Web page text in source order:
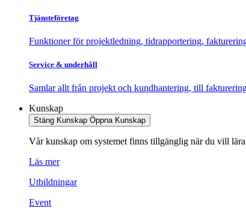
Tjänsteföretag
Funktioner för projektledning, tidrapportering,
Service & underhåll
Samlar allt från projekt och kundhantering, till
Kunskap
Stäng Kunskap Öppna Kunskap
Vår kunskap om systemet finns tillgänglig när du vill
Läs mer
Utbildningar
Event